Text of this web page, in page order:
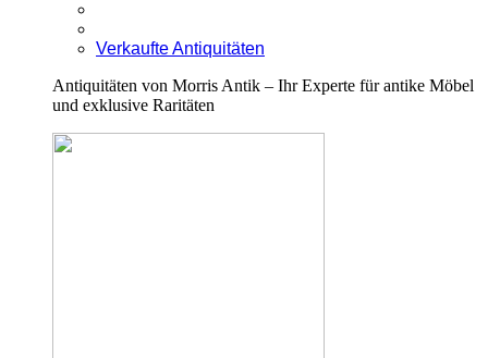
Verkaufte Antiquitäten
Antiquitäten von Morris Antik – Ihr Experte für antike Möbel
und exklusive Raritäten